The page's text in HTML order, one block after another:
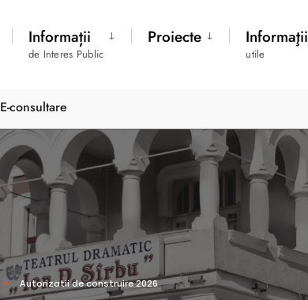
Informații
de Interes Public
Proiecte Informaţii
utile
E-consultare
Autorizatii de construire 2026